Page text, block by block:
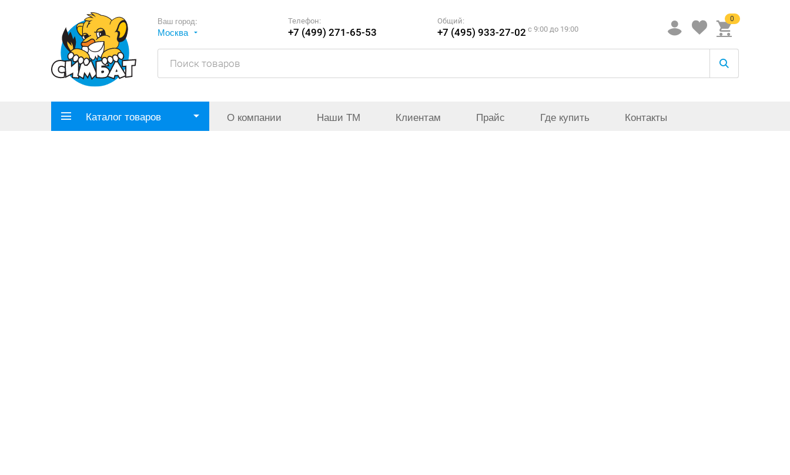
Ваш город:
Москва
Телефон:
+7 (499) 271-65-53
Общий:
+7 (495) 933-27-02 c 9:00 до 19:00
0
Каталог товаров О компании Наши ТМ Клиентам Прайс Где купить Контакты